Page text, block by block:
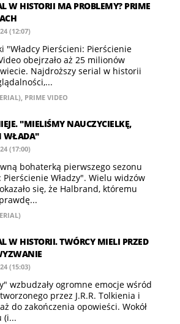
W HISTORII MA PROBLEMY? PRIME
(12:07)
"Władcy Pierścieni: Pierścienie
obejrzało aż 25 milionów
Najdroższy serial w historii
, PRIME VIDEO
"MIELIŚMY NAUCZYCIELKĘ,
WŁADA"
(17:00)
bohaterką pierwszego sezonu
Pierścienie Władzy". Wielu widzów
się, że Halbrand, któremu
W HISTORII. TWÓRCY MIELI PRZED
(15:03)
wzbudzały ogromne emocje wśród
przez J.R.R. Tolkienia i
do zakończenia opowieści. Wokół
(i...